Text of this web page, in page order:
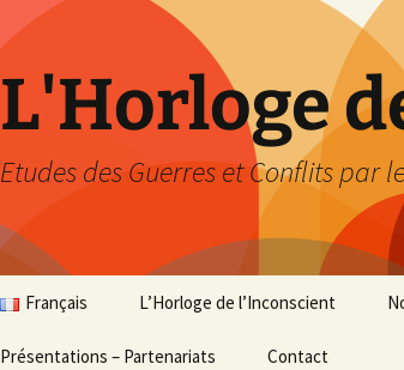
L'Horloge
Etudes des Guerres et Conflits par
Français
Français
L’Horloge de l’Inconscient
Synthèse
Présentations – Partenariats Contact